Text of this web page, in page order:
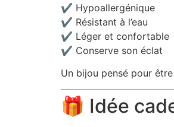
✔️ Hypoallergénique
✔️ Résistant à l’eau
✔️ Léger et confortable
✔️ Conserve son éclat
Un bijou pensé pour
🎁 Idée